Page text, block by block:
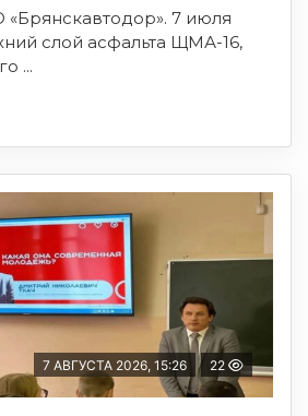
7 июля
слой асфальта ЩМА-16,
...
7 АВГУСТА 2026, 15:26 22